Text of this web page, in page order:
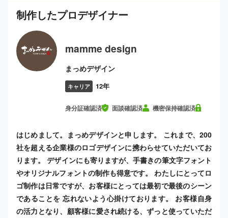
制作したプロデザイナー
mamme design
まっめデザイン
キャリア 12年
身分証確認済 面談確認済 機密保持確認済
はじめまして。まっめデザインと申します。 これまで、200
社を超える企業様のロゴデザインに携わらせていただいてお
ります。 デザインにも寄りますが、手書きの筆文字フォント
やオリジナルフォントの制作も得意です。 わたしにとってロ
ゴ制作は日常ですが、お客様にとっては最初で最後のシーン
であることを 忘れないよう心掛けております。 お客様自身
の活力となり、顧客様に愛され続ける、ずっと使っていただ